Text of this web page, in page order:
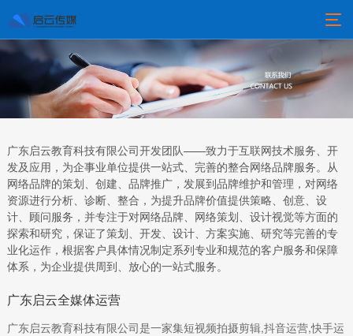
广东启云教育科技有限公司开发团队——致力于互联网技术服务、开
发及应用，为企事业单位提供一站式、完善的整合网络品牌服务。从
网络品牌的策划、创建、品牌推广，发展到品牌维护和管理，对网络
资源进行分析、诊断、整合，为提升品牌价值提供策略、创意、设
计、顾问服务，并专注于对网络品牌、网络策划、设计视觉等方面的
探索和研究，保证了策划、开发、设计、方案实施、研究等完善的专
业化运作，根据客户具体情况制定系列专业和规范的客户服务和保障
体系，为企业提供周到、放心的一站式服务。
广东启云全媒体运营
广东启云教育科技有限公司是一家集短视频拍摄剪辑,抖音运营,快手运